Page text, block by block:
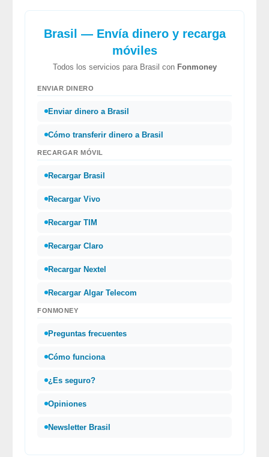
Brasil — Envía dinero y recarga
móviles
Todos los servicios para Brasil con Fonmoney
ENVIAR DINERO
Enviar dinero a Brasil
Cómo transferir dinero a Brasil
RECARGAR MÓVIL
Recargar Brasil
Recargar Vivo
Recargar TIM
Recargar Claro
Recargar Nextel
Recargar Algar Telecom
FONMONEY
Preguntas frecuentes
Cómo funciona
¿Es seguro?
Opiniones
Newsletter Brasil